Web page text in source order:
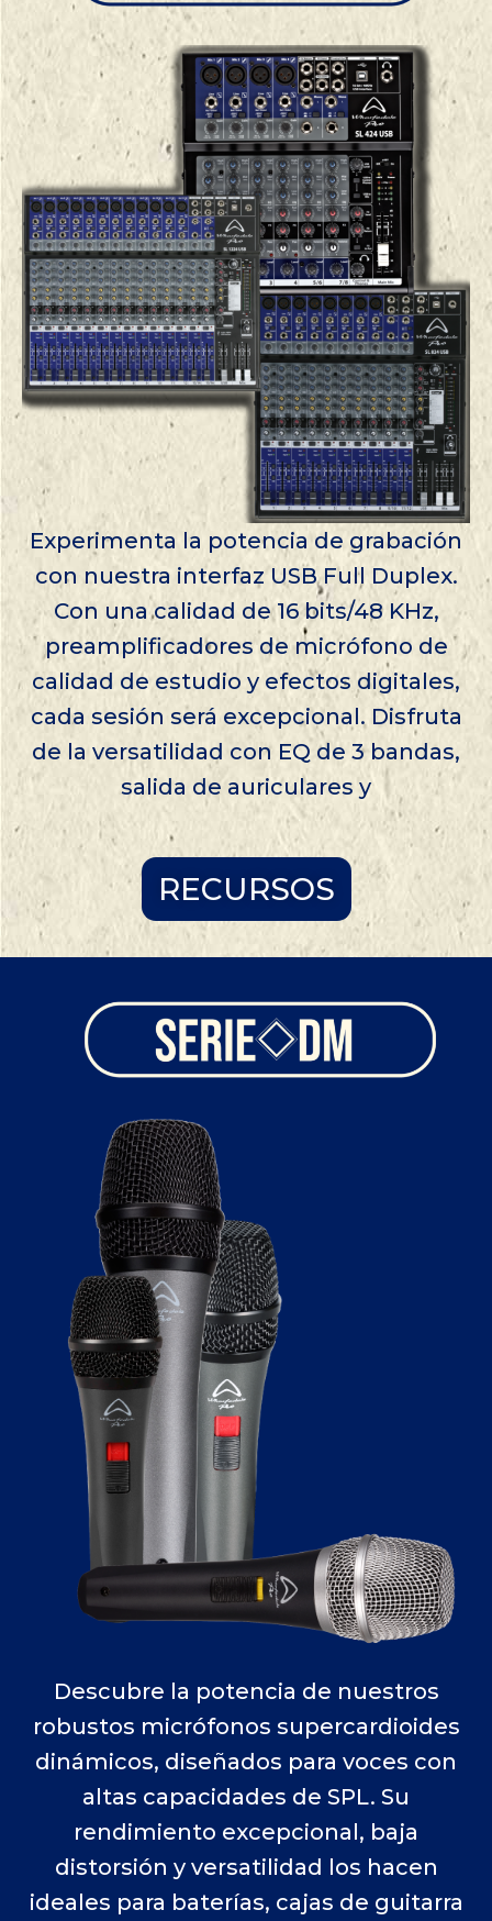
Experimenta la potencia de grabación
con nuestra interfaz USB Full Duplex.
Con una calidad de 16 bits/48 KHz,
preamplificadores de micrófono de
calidad de estudio y efectos digitales,
cada sesión será excepcional. Disfruta
de la versatilidad con EQ de 3 bandas,
salida de auriculares y
RECURSOS
Descubre la potencia de nuestros
robustos micrófonos supercardioides
dinámicos, diseñados para voces con
altas capacidades de SPL. Su
rendimiento excepcional, baja
distorsión y versatilidad los hacen
ideales para baterías, cajas de guitarra